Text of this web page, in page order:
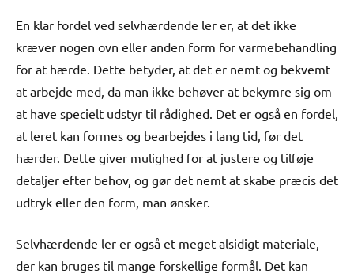
En klar fordel ved selvhærdende ler er, at det ikke
kræver nogen ovn eller anden form for varmebehandling
for at hærde. Dette betyder, at det er nemt og bekvemt
at arbejde med, da man ikke behøver at bekymre sig om
at have specielt udstyr til rådighed. Det er også en fordel,
at leret kan formes og bearbejdes i lang tid, før det
hærder. Dette giver mulighed for at justere og tilføje
detaljer efter behov, og gør det nemt at skabe præcis det
udtryk eller den form, man ønsker.
Selvhærdende ler er også et meget alsidigt materiale,
der kan bruges til mange forskellige formål. Det kan